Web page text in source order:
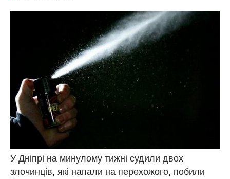
У Дніпрі на минулому тижні судили двох
злочинців, які напали на перехожого, побили